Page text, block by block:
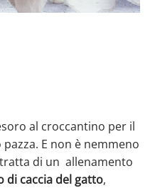
al croccantino per il
E non è nemmeno
di un allenamento
di caccia del gatto,